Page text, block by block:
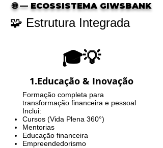
🌐 — ECOSSISTEMA GIWSBANK
🧩 Estrutura Integrada
🎓💡
1.Educação & Inovação
Formação completa para
transformação financeira e pessoal
Inclui:
Cursos (Vida Plena 360°)
Mentorias
Educação financeira
Empreendedorismo